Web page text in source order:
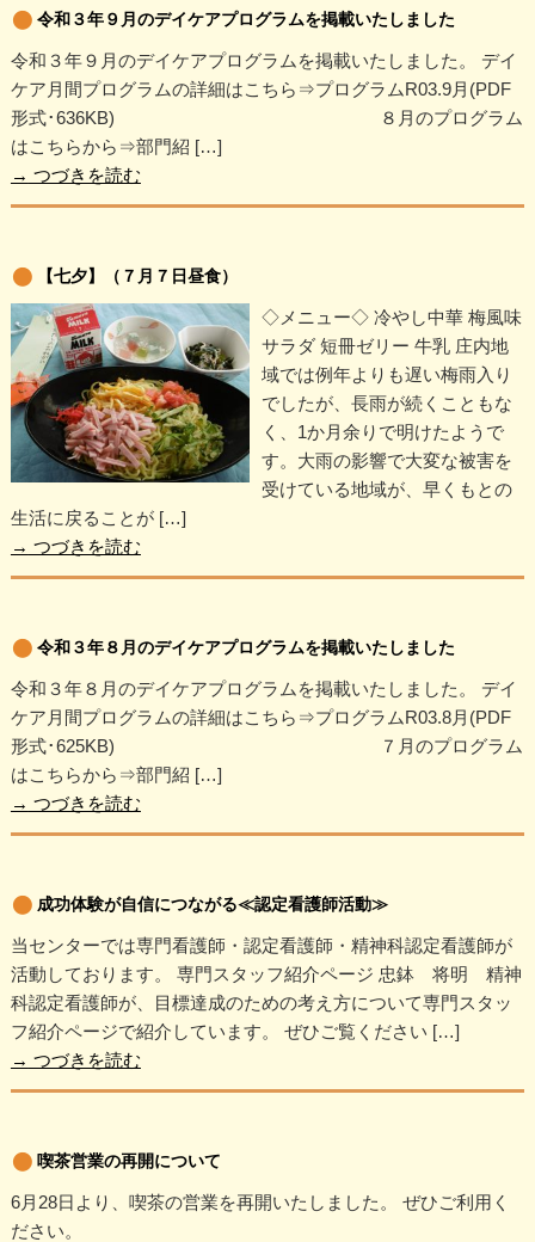
令和３年９月のデイケアプログラムを掲載いたしました
令和３年９月のデイケアプログラムを掲載いたしました。 デイ
ケア月間プログラムの詳細はこちら⇒プログラムR03.9月(PDF
形式･636KB) ８月のプログラム
はこちらから⇒部門紹 […]
→ つづきを読む
【七夕】（７月７日昼食）
◇メニュー◇ 冷やし中華 梅風味
サラダ 短冊ゼリー 牛乳 庄内地
域では例年よりも遅い梅雨入り
でしたが、長雨が続くこともな
く、1か月余りで明けたようで
す。大雨の影響で大変な被害を
受けている地域が、早くもとの
生活に戻ることが […]
→ つづきを読む
令和３年８月のデイケアプログラムを掲載いたしました
令和３年８月のデイケアプログラムを掲載いたしました。 デイ
ケア月間プログラムの詳細はこちら⇒プログラムR03.8月(PDF
形式･625KB) ７月のプログラム
はこちらから⇒部門紹 […]
→ つづきを読む
成功体験が自信につながる≪認定看護師活動≫
当センターでは専門看護師・認定看護師・精神科認定看護師が
活動しております。 専門スタッフ紹介ページ 忠鉢 将明 精神
科認定看護師が、目標達成のための考え方について専門スタッ
フ紹介ページで紹介しています。 ぜひご覧ください […]
→ つづきを読む
喫茶営業の再開について
6月28日より、喫茶の営業を再開いたしました。 ぜひご利用く
ださい。